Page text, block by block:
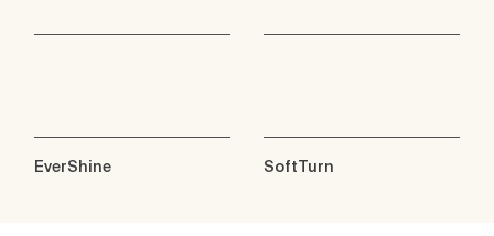
EverShine SoftTurn